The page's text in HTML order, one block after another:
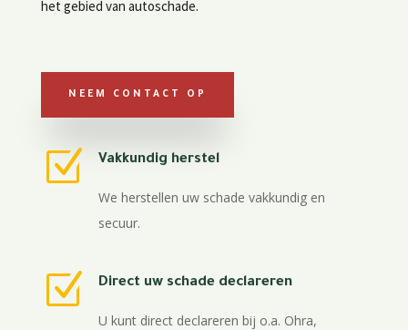
het gebied van autoschade.
NEEM CONTACT OP
Z Vakkundig herstel
We herstellen uw schade vakkundig en
secuur.
Z Direct uw schade declareren
U kunt direct declareren bij o.a. Ohra,